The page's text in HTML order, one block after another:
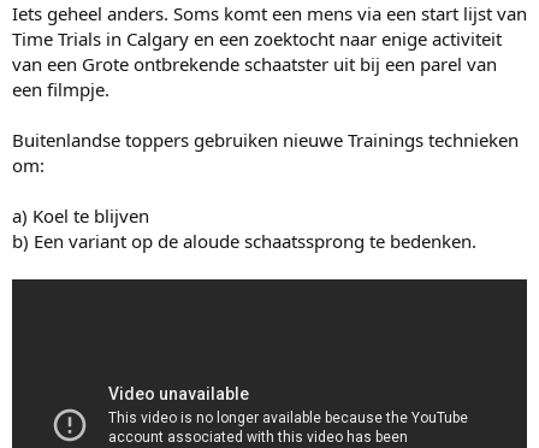
Iets geheel anders. Soms komt een mens via een start lijst van
Time Trials in Calgary en een zoektocht naar enige activiteit
van een Grote ontbrekende schaatster uit bij een parel van
een filmpje.
Buitenlandse toppers gebruiken nieuwe Trainings technieken
om:
a) Koel te blijven
b) Een variant op de aloude schaatssprong te bedenken.